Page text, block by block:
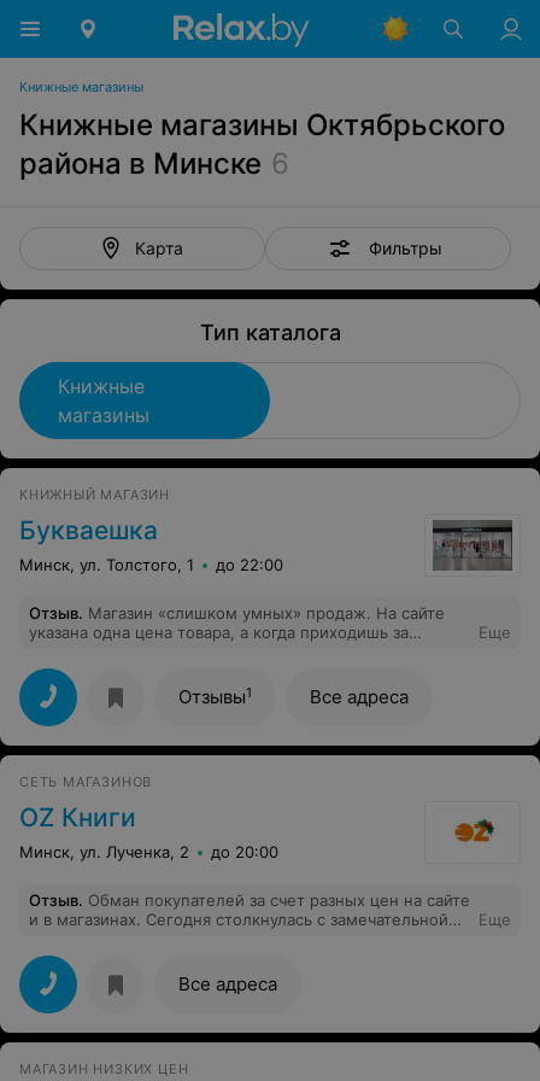
Книжные магазины
Книжные магазины Октябрьского
района в Минске 6
Карта Фильтры
Тип каталога
Книжные
магазины
КНИЖНЫЙ МАГАЗИН
Букваешка
Минск, ул. Толстого, 1 до 22:00
Отзыв. Магазин «слишком умных» продаж. На сайте
указана одна цена товара, а когда приходишь за
ценник. Продавцы говорят мол «это не мы, это
политика руководства». С таким подходом далеко не
уйдете!
Еще
Отзывы1 Все адреса
СЕТЬ МАГАЗИНОВ
OZ Книги
Минск, ул. Лученка, 2 до 20:00
Отзыв. Обман покупателей за счет разных цен на сайте
и в магазинах. Сегодня столкнулась с замечательной
сайте магазина, стоит цена около 18 руб, она
зачеркнута, нарисована скидка 15%, итого 15 с
мелочью рублей. Приехав в магазин, мне сразу
любезно принесли книгу, попросили показать
приложение для какой-то скидки/театр одного актера.
сумму в 18 рублей. Я начинаю говорить, что на сайте у
Еще
Все адреса
МАГАЗИН НИЗКИХ ЦЕН